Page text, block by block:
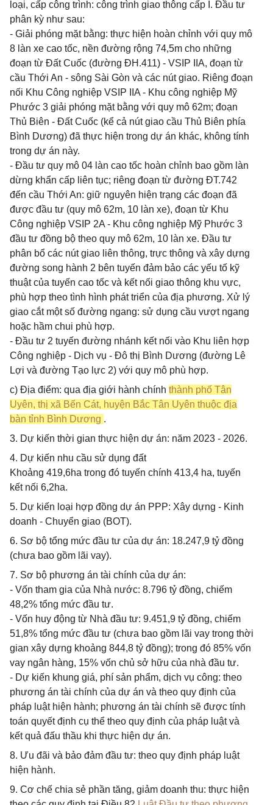
loại, cấp công trình: công trình giao thông cấp I. Đầu tư
phân kỳ như sau:
- Giải phóng mặt bằng: thực hiện hoàn chỉnh với quy mô
8 làn xe cao tốc, nền đường rộng 74,5m cho những
đoạn từ Đất Cuốc (đường ĐH.411) - VSIP IIA, đoạn từ
cầu Thới An - sông Sài Gòn và các nút giao. Riêng đoạn
nối Khu Công nghiệp VSIP IIA - Khu công nghiệp Mỹ
Phước 3 giải phóng mặt bằng với quy mô 62m; đoạn
Thủ Biên - Đất Cuốc (kể cả nút giao cầu Thủ Biên phía
Bình Dương) đã thực hiện trong dự án khác, không tính
trong dự án này.
- Đầu tư quy mô 04 làn cao tốc hoàn chỉnh bao gồm làn
dừng khẩn cấp liên tục; riêng đoạn từ đường ĐT.742
đến cầu Thới An: giữ nguyên hiện trạng các đoạn đã
được đầu tư (quy mô 62m, 10 làn xe), đoạn từ Khu
Công nghiệp VSIP 2A - Khu công nghiệp Mỹ Phước 3
đầu tư đồng bộ theo quy mô 62m, 10 làn xe. Đầu tư
phân bổ các nút giao liên thông, trực thông và xây dựng
đường song hành 2 bên tuyến đảm bảo các yếu tố kỹ
thuật của tuyến cao tốc và kết nối giao thông khu vực,
phù hợp theo tình hình phát triển của địa phương. Xử lý
giao cắt một số đường ngang: sử dụng cầu vượt ngang
hoặc hầm chui phù hợp.
- Đầu tư 2 tuyến đường nhánh kết nối vào Khu liên hợp
Công nghiệp - Dịch vụ - Đô thị Bình Dương (đường Lê
Lợi và đường Tạo lực 2) với quy mô phù hợp.
c) Địa điểm: qua địa giới hành chính thành phố Tân
Uyên, thị xã Bến Cát, huyện Bắc Tân Uyên thuộc địa
bàn tỉnh Bình Dương .
3. Dự kiến thời gian thực hiện dự án: năm 2023 - 2026.
4. Dự kiến nhu cầu sử dụng đất
Khoảng 419,6ha trong đó tuyến chính 413,4 ha, tuyến
kết nối 6,2ha.
5. Dự kiến loại hợp đồng dự án PPP: Xây dựng - Kinh
doanh - Chuyển giao (BOT).
6. Sơ bộ tổng mức đầu tư của dự án: 18.247,9 tỷ đồng
(chưa bao gồm lãi vay).
7. Sơ bộ phương án tài chính của dự án:
- Vốn tham gia của Nhà nước: 8.796 tỷ đồng, chiếm
48,2% tổng mức đầu tư.
- Vốn huy động từ Nhà đầu tư: 9.451,9 tỷ đồng, chiếm
51,8% tổng mức đầu tư (chưa bao gồm lãi vay trong thời
gian xây dựng khoảng 844,8 tỷ đồng); trong đó 85% vốn
vay ngân hàng, 15% vốn chủ sở hữu của nhà đầu tư.
- Dự kiến khung giá, phí sản phẩm, dịch vụ công: theo
phương án tài chính của dự án và theo quy định của
pháp luật hiện hành; phương án tài chính sẽ được tính
toán quyết định cụ thể theo quy định của pháp luật và
kết quả đấu thầu khi thực hiện dự án.
8. Ưu đãi và bảo đảm đầu tư: theo quy định pháp luật
hiện hành.
9. Cơ chế chia sẻ phần tăng, giảm doanh thu: thực hiện